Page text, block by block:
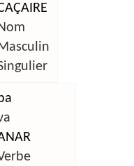
Nom
Masculin